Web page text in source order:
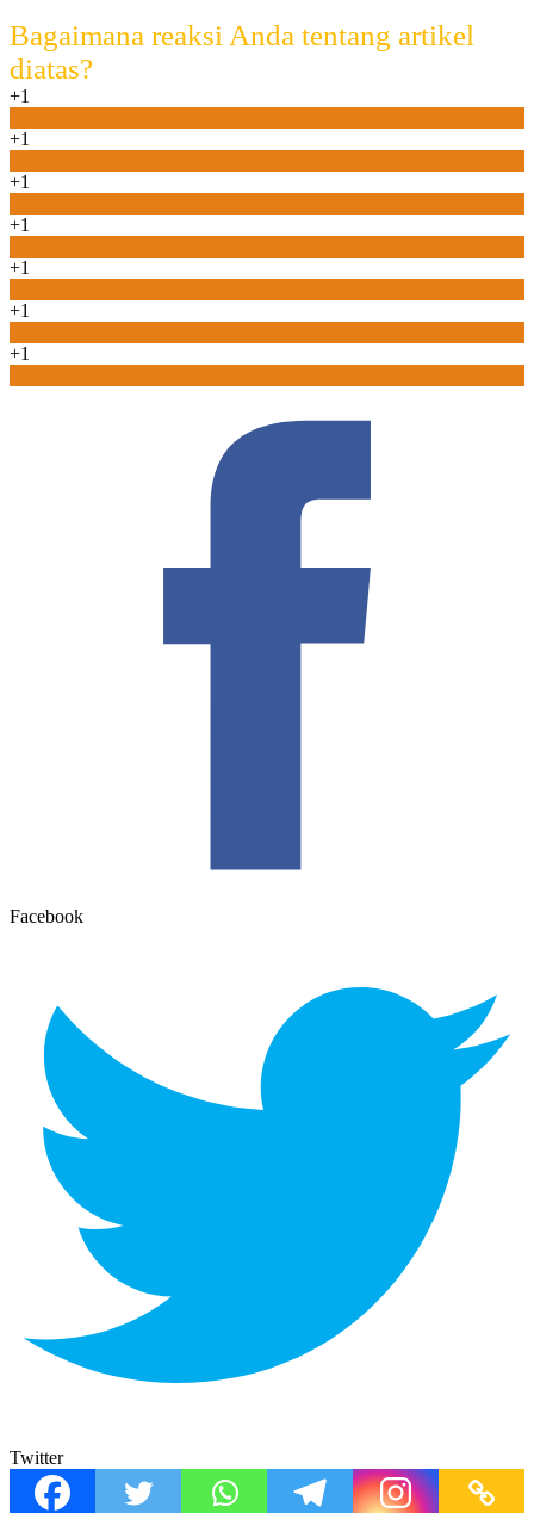
Bagaimana reaksi Anda tentang artikel
diatas?
+1
+1
+1
+1
+1
+1
+1
Facebook
Twitter